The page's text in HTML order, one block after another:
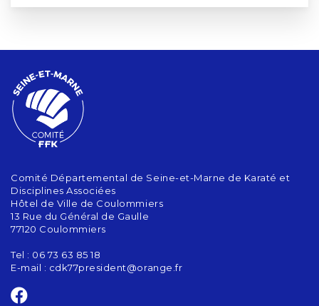
Comité Départemental de Seine-et-Marne de Karaté et
Disciplines Associées
Hôtel de Ville de Coulommiers
13 Rue du Général de Gaulle
77120 Coulommiers
Tel : 06 73 63 85 18
E-mail : cdk77president@orange.fr